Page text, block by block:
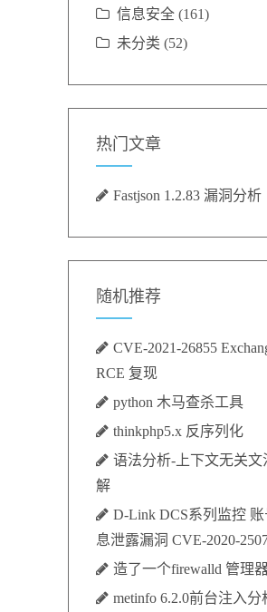
信息安全(161)
未分类 (52)
热门文章
Fastjson 1.2.83 漏洞分析
随机推荐
CVE-2021-26855
RCE 复现
python 木马查杀工具
thinkphp5.x 反序列化
语法分析-上下文无关文
解
D-Link DCS系列监控
息泄露漏洞 CVE-2020-
造了一个firewalld 管理
metinfo 6.2.0前台注入分